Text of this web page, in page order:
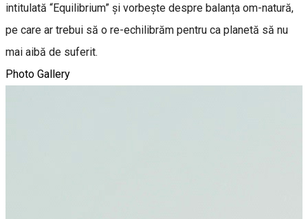
intitulată “Equilibrium” și vorbește despre balanța om-natură,
pe care ar trebui să o re-echilibrăm pentru ca planetă să nu
mai aibă de suferit.
Photo Gallery